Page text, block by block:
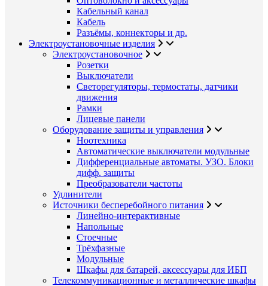
Кабельный канал
Кабель
Разъёмы, коннекторы и др.
Электроустановочные изделия
Электроустановочное
Розетки
Выключатели
Светорегуляторы, термостаты, датчики
движения
Рамки
Лицевые панели
Оборудование защиты и управления
Ноотехника
Автоматические выключатели модульные
Дифференциальные автоматы. УЗО. Блоки
дифф. защиты
Преобразователи частоты
Удлинители
Источники бесперебойного питания
Линейно-интерактивные
Напольные
Стоечные
Трёхфазные
Модульные
Шкафы для батарей, аксессуары для ИБП
Телекоммуникационные и металлические шкафы